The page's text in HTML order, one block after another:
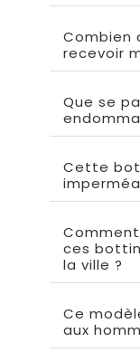
Combien
recevoir
Que se
Cette
ces
la ville ?
Ce
aux